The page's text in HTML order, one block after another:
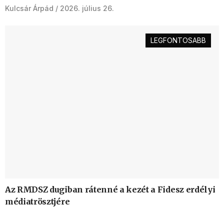
Kulcsár Árpád 2026. július 26.
LEGFONTOSABB
Az RMDSZ dugiban rátenné a kezét a Fidesz erdélyi
médiatrösztjére